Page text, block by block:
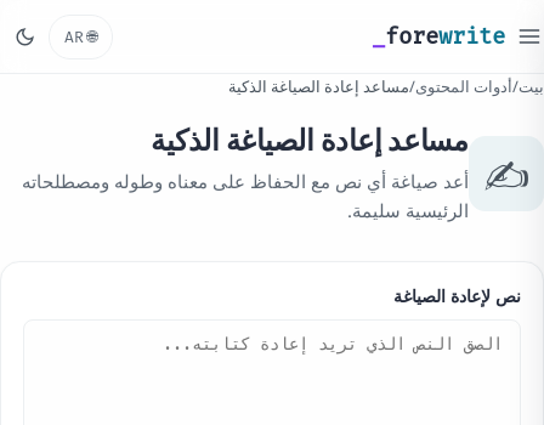
forewrite
🌐
AR
بيت/أدوات المحتوى/مساعد إعادة الصياغة الذكية
✍️
مساعد إعادة الصياغة الذكية
أعد صياغة أي نص مع الحفاظ على معناه وطوله ومصطلحاته
الرئيسية سليمة.
نص لإعادة الصياغة